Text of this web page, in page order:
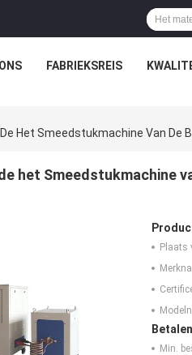
FABRIEKSREIS
Het Smeedstukmachine Van De
het Smeedstukmachine
Plaats
Min.